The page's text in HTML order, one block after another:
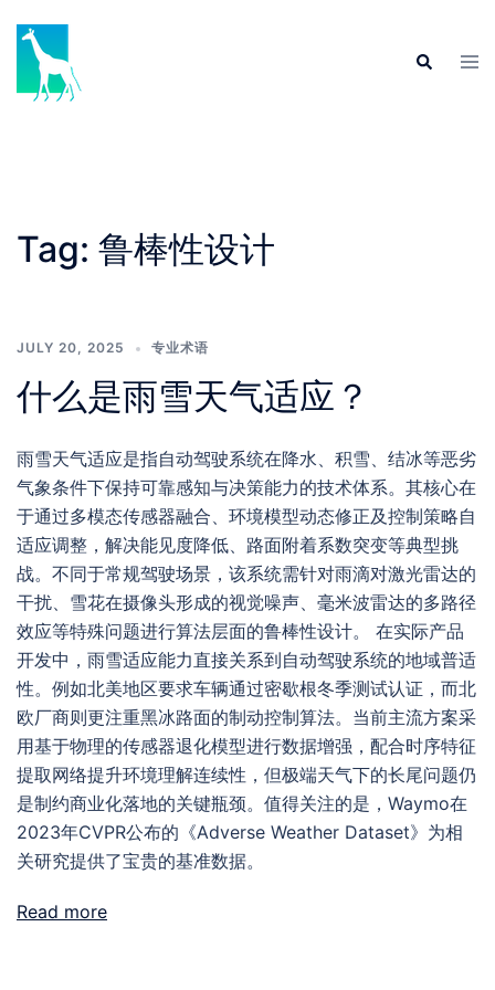
content
Search
Tag: 鲁棒性设计
JULY 20, 2025 专业术语
什么是雨雪天气适应？
雨雪天气适应是指自动驾驶系统在降水、积雪、结冰等恶劣
气象条件下保持可靠感知与决策能力的技术体系。其核心在
于通过多模态传感器融合、环境模型动态修正及控制策略自
适应调整，解决能见度降低、路面附着系数突变等典型挑
战。不同于常规驾驶场景，该系统需针对雨滴对激光雷达的
干扰、雪花在摄像头形成的视觉噪声、毫米波雷达的多路径
效应等特殊问题进行算法层面的鲁棒性设计。 在实际产品
开发中，雨雪适应能力直接关系到自动驾驶系统的地域普适
性。例如北美地区要求车辆通过密歇根冬季测试认证，而北
欧厂商则更注重黑冰路面的制动控制算法。当前主流方案采
用基于物理的传感器退化模型进行数据增强，配合时序特征
提取网络提升环境理解连续性，但极端天气下的长尾问题仍
是制约商业化落地的关键瓶颈。值得关注的是，Waymo在
2023年CVPR公布的《Adverse Weather Dataset》为相
关研究提供了宝贵的基准数据。
Read more